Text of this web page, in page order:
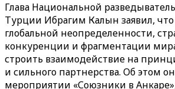
Глава Национальной
Турции Ибрагим Калын заявил, что
глобальной неопределенности,
конкуренции и фрагментации
строить взаимодействие на
и сильного партнерства. Об этом
мероприятии «Союзники в